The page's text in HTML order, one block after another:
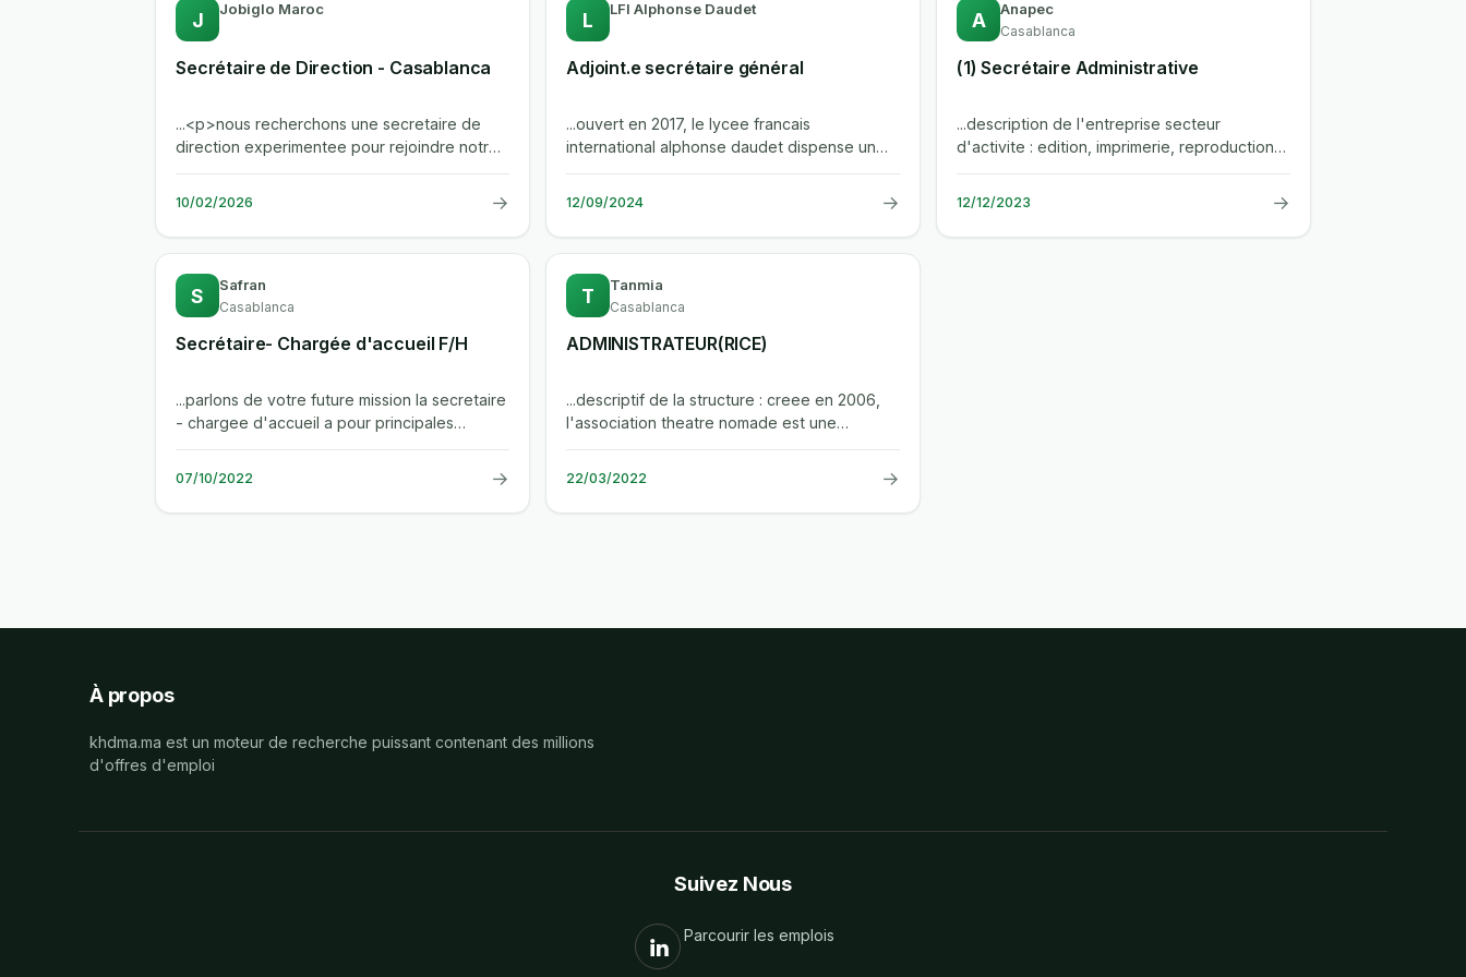
J Jobiglo Maroc
Secrétaire de Direction - Casablanca
...<p>nous recherchons une secretaire de
direction experimentee pour rejoindre notre
equipe a casablanca. le candidat...
10/02/2026 →
L LFI Alphonse Daudet
Adjoint.e secrétaire général
...ouvert en 2017, le lycee francais
international alphonse daudet dispense un
enseignement qui couvre tous les niveaux
de...
12/09/2024 →
A Anapec
Casablanca
(1) Secrétaire Administrative
...description de l'entreprise secteur
d'activite : edition, imprimerie, reproduction
description de poste type de contrat...
12/12/2023 →
S Safran
Casablanca
Secrétaire- Chargée d'accueil F/H
...parlons de votre future mission la secretaire
- chargee d'accueil a pour principales
missions : "*la tenue du standard...
07/10/2022 →
T Tanmia
Casablanca
ADMINISTRATEUR(RICE)
...descriptif de la structure : creee en 2006,
l'association theatre nomade est une
compagnie de theatre de rue itinerante...
22/03/2022 →
À propos
khdma.ma est un moteur de recherche puissant contenant des millions
d'offres d'emploi
Suivez Nous
Parcourir les emplois